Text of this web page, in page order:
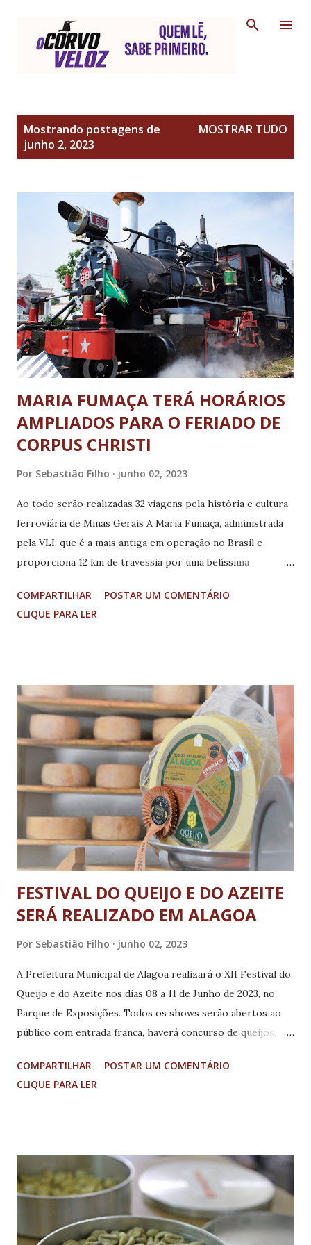
Mostrando postagens de
junho 2, 2023
MOSTRAR TUDO
MARIA FUMAÇA TERÁ HORÁRIOS
AMPLIADOS PARA O FERIADO DE
CORPUS CHRISTI
Por Sebastião Filho junho 02, 2023
Ao todo serão realizadas 32 viagens pela história e cultura
ferroviária de Minas Gerais A Maria Fumaça, administrada
pela VLI, que é a mais antiga em operação no Brasil e
proporciona 12 km de travessia por uma belíssima
arquitetura do século XIX, entre as cidades de São João del-
Rei a Tiradentes e vice-versa, no Campo das Vertentes
21 e 25 de junho, em Tiradentes. As viagens, que atraem
turistas do Brasil e do mundo, poderão ser feitas entre os
dias 8 e 11 de junho e de 23 a 25 de junho. Ao todo serão 18
passeios no Corpus Christi e outros 14 no Bike
Fest/Encontro de Motos. Para conferir a agenda com os
horários do trem turístico, basta clicar aqui . Passagens A
venda de passagens será feita por meio das bilheterias, nas
estações de São João del-Rei e Tiradentes, ...
COMPARTILHAR
POSTAR UM COMENTÁRIO
CLIQUE PARA LER
FESTIVAL DO QUEIJO E DO AZEITE
SERÁ REALIZADO EM ALAGOA
Por Sebastião Filho junho 02, 2023
A Prefeitura Municipal de Alagoa realizará o XII Festival do
Queijo e do Azeite nos dias 08 a 11 de Junho de 2023, no
Parque de Exposições. Todos os shows serão abertos ao
público com entrada franca, haverá concurso de queijos,
alimentação (com a participação de um restaurante de carne
assada no fogo de chão). Está previsto o lançamento de um
20:00h Abertura Oficial 20:00h Abertura dos Stands de
Queijo 21:00h Lançamento do Livro: Este lugar é meu
22:00h Show com Fábio e Elder Sexta-Feira (09/06/2023)
09:00 Rota do Sabor: Visita à uma queijaria local e à
COMPARTILHAR
POSTAR UM COMENTÁRIO
CLIQUE PARA LER